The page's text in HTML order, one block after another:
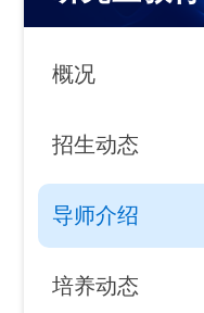
概况
招生动态
导师介绍
培养动态